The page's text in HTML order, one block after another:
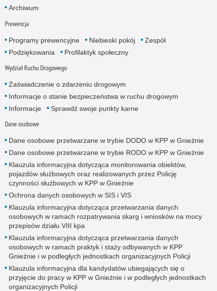
Archiwum
Prewencja
Programy prewencyjne Niebieski pokój
Zespół
Podziękowania
Profilaktyk społeczny
Wydział Ruchu Drogowego
Zaświadczenie o zdarzeniu drogowym
Informacje o stanie bezpieczeństwa w ruchu drogowym
Informacje
Sprawdź swoje punkty karne
Dane osobowe
Dane osobowe przetwarzane w trybie DODO w KPP w Gnieźnie
Dane osobowe przetwarzane w trybie RODO w KPP w Gnieźnie
Klauzula informacyjna dotycząca monitorowania obiektów,
pojazdów służbowych oraz realizowanych przez Policję
czynności służbowych w KPP w Gnieźnie
Ochrona danych osobowych w SIS i VIS
Klauzula informacyjna dotycząca przetwarzania danych
osobowych w ramach rozpatrywania skarg i wniosków na mocy
przepisów działu VIII kpa
Klauzula informacyjna dotycząca przetwarzania danych
osobowych w ramach praktyk i staży odbywanych w KPP
Gnieźnie i w podległych jednostkach organizacyjnych Policji
Klauzula informacyjna dla kandydatów ubiegających się o
przyjęcie do pracy w KPP w Gnieźnie i w podległych jednostkach
organizacyjnych Policji